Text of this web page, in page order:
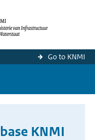
Go to KNMI
KNMI